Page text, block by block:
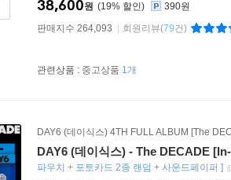
19%
38,600원
390원
판매지수 264,093
회원리뷰(79건)
관련상품 : 중고상품 1개
DAY6 (데이식스) 4TH FULL ALBUM [The
DAY6 (데이식스) - The DECADE
파우치 + 포토카드 2종 랜덤 + 사운드페이퍼 ]